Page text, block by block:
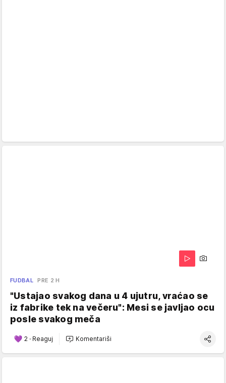
FUDBAL PRE 2 H
"Ustajao svakog dana u 4 ujutru, vraćao se
iz fabrike tek na večeru": Mesi se javljao ocu
posle svakog meča
2 · Reaguj Komentariši